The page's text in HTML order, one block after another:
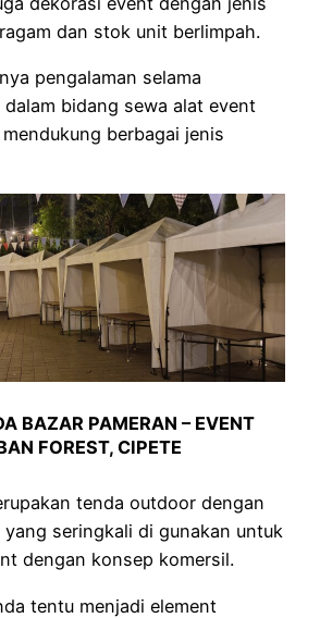
dan stok unit berlimpah.
pengalaman selama
bidang sewa alat event
berbagai jenis
BAZAR PAMERAN – EVENT
FOREST, CIPETE
tenda outdoor dengan
seringkali di gunakan untuk
dengan konsep komersil.
tentu menjadi element